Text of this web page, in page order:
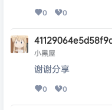
0 0
小黑屋
谢谢分享
0 0